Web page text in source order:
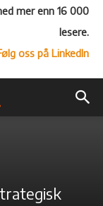
mer enn 16 000
lesere.
oss på LinkedIn